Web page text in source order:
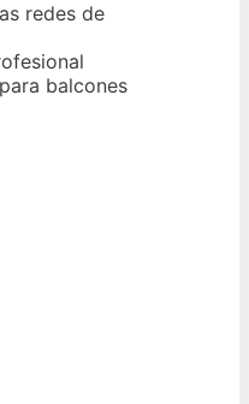
redes de
balcones